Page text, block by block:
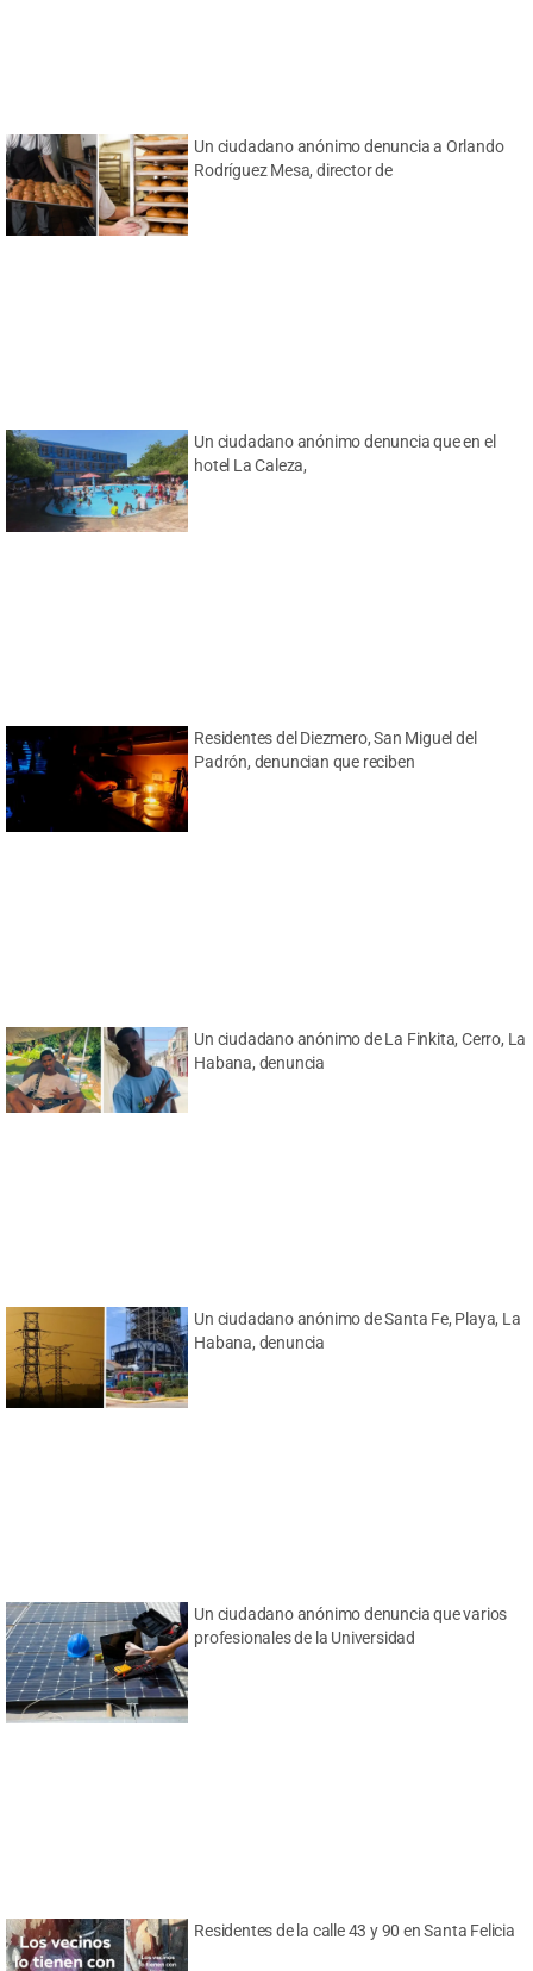
Un ciudadano anónimo denuncia a Orlando
Rodríguez Mesa, director de
Un ciudadano anónimo denuncia que en el
hotel La Caleza,
Residentes del Diezmero, San Miguel del
Padrón, denuncian que reciben
Un ciudadano anónimo de La Finkita, Cerro, La
Habana, denuncia
Un ciudadano anónimo de Santa Fe, Playa, La
Habana, denuncia
Un ciudadano anónimo denuncia que varios
profesionales de la Universidad
Residentes de la calle 43 y 90 en Santa Felicia